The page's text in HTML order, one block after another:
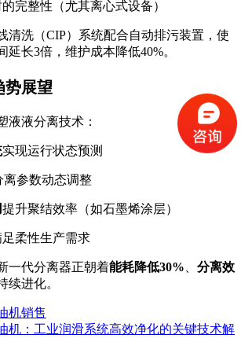
完整性（尤其离心式设备）
清洗（CIP）系统配合自动排污装置，使
延长3倍，维护成本降低40%。
势展望
液液分离技术：
实现运行状态预测
离参数动态调整
提升聚结效率（如石墨烯涂层）
足柔性生产需求
一代分离器正朝着能耗降低30%
分离效
续进化。
机销售
机：工业润滑系统高效净化的关键技术解